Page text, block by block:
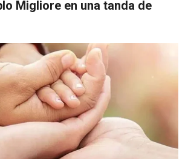
Migliore en una tanda de